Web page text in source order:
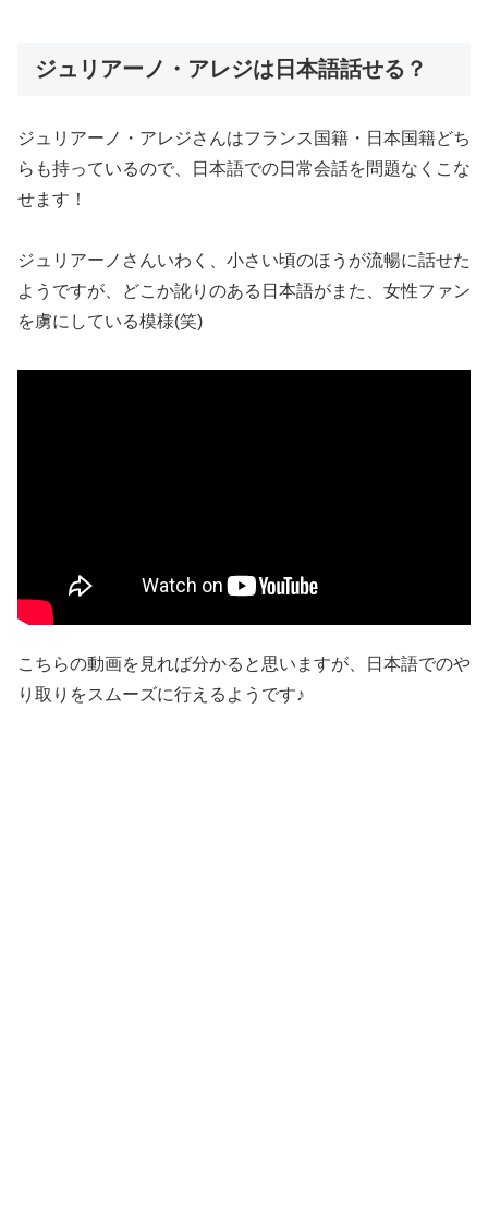
ジュリアーノ・アレジは日本語話せる？
ジュリアーノ・アレジさんはフランス国籍・日本国籍どち
らも持っているので、日本語での日常会話を問題なくこな
せます！
ジュリアーノさんいわく、小さい頃のほうが流暢に話せた
ようですが、どこか訛りのある日本語がまた、女性ファン
を虜にしている模様(笑)
こちらの動画を見れば分かると思いますが、日本語でのや
り取りをスムーズに行えるようです♪